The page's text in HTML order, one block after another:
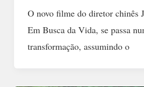
O novo filme do diretor chinês
Em Busca da Vida, se passa
transformação, assumindo o